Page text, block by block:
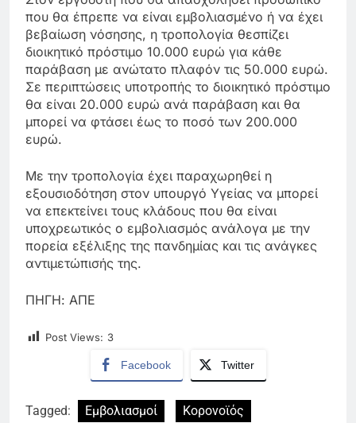
που θα έπρεπε να είναι εμβολιασμένο ή να έχει
βεβαίωση νόσησης, η τροπολογία θεσπίζει
διοικητικό πρόστιμο 10.000 ευρώ για κάθε
παράβαση με ανώτατο πλαφόν τις 50.000 ευρώ.
Σε περιπτώσεις υποτροπής το διοικητικό πρόστιμο
θα είναι 20.000 ευρώ ανά παράβαση και θα
μπορεί να φτάσει έως το ποσό των 200.000
ευρώ.
Με την τροπολογία έχει παραχωρηθεί η
εξουσιοδότηση στον υπουργό Υγείας να μπορεί
να επεκτείνει τους κλάδους που θα είναι
υποχρεωτικός ο εμβολιασμός ανάλογα με την
πορεία εξέλιξης της πανδημίας και τις ανάγκες
αντιμετώπισής της.
ΠΗΓΗ: ΑΠΕ
Post Views: 3
Facebook Twitter
Tagged: Εμβολιασμοί Κορονοϊός